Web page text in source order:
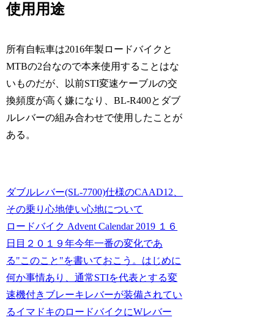
使用用途
所有自転車は2016年製ロードバイクと
MTBの2台なので本来使用することはな
いものだが、以前STI変速ケーブルの交
換頻度が高く嫌になり、BL-R400とダブ
ルレバーの組み合わせで使用したことが
ある。
ダブルレバー(SL-7700)仕様のCAAD12、
その乗り心地使い心地について
ロードバイク Advent Calendar 2019 １６
日目２０１９年今年一番の変化であ
る"このこと"を書いておこう。はじめに
何か事情あり、通常STIを代表とする変
速機付きブレーキレバーが装備されてい
るイマドキのロードバイクにWレバー